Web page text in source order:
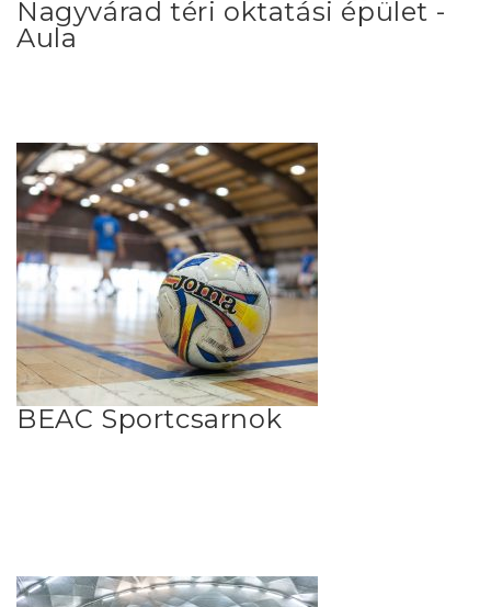
Nagyvárad téri oktatási épület -
Aula
BEAC Sportcsarnok